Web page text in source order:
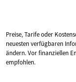
Preise, Tarife oder
neuesten verfügbaren
ändern. Vor finanziellen
empfohlen.